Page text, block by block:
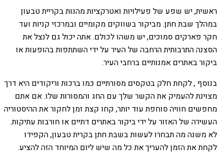
ראשית, יש שפע של פעילויות ואטרקציות מהנות בקריית טבעון
במהלך שבת חתן. מביקור בשווקים מקומיים ובמרכזי קניות ועד
חקר פארקים סמוכים, יש משהו לכולם. אתה יכול גם לנצל את
הסצנה התרבותית הרחבה של העיר על ידי השתתפות בהופעות או
ביקור באתרים אמנותיים ברחבי העיר.
בנוסף , לקחת חלק בטקסים מסורתיים כמו ברכות וריקודים היא דרך
מצוינת להעמיק את הקשר שלך עם החג והמסורות שלו. אם אתם
מחפשים חוויה סוחפת עוד יותר, קחו קצת זמן לחקור את ההיסטוריה
העשירה של האזור על ידי ביקור באתרים דתיים או חורבות עתיקות.
לא משנה מה תבחרו לעשות בשבת חתן בקרית טבעון, הקפידו
לקחת את הזמן להעריך את כל מה שיש ליום המיוחד הזה להציע.